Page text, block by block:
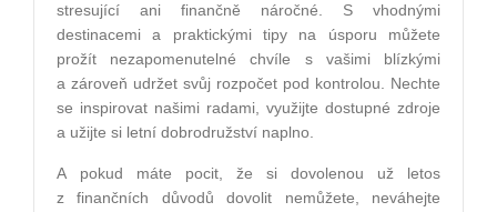
stresující ani finančně náročné. S vhodnými
destinacemi a praktickými tipy na úsporu můžete
prožít nezapomenutelné chvíle s vašimi blízkými
a zároveň udržet svůj rozpočet pod kontrolou. Nechte
se inspirovat našimi radami, využijte dostupné zdroje
a užijte si letní dobrodružství naplno.
A pokud máte pocit, že si dovolenou už letos
z finančních důvodů dovolit nemůžete, neváhejte